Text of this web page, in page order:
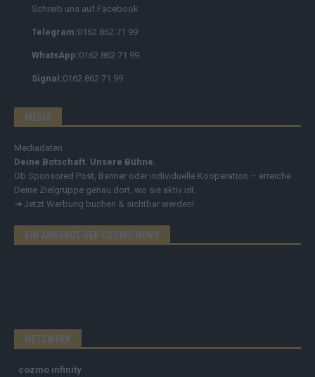
Schreib uns auf Facebook
Telegram:0162 862 71 99
WhatsApp:0162 862 71 99
Signal:0162 862 71 99
MEDIA
Mediadaten
Deine Botschaft. Unsere Bühne.
Ob Sponsored Post, Banner oder individuelle Kooperation – erreiche
Deine Zielgruppe genau dort, wo sie aktiv ist.
➔ Jetzt Werbung buchen & sichtbar werden!
EIN ANGEBOT DER COZMO NEWS
NETZWERK
cozmo infinity